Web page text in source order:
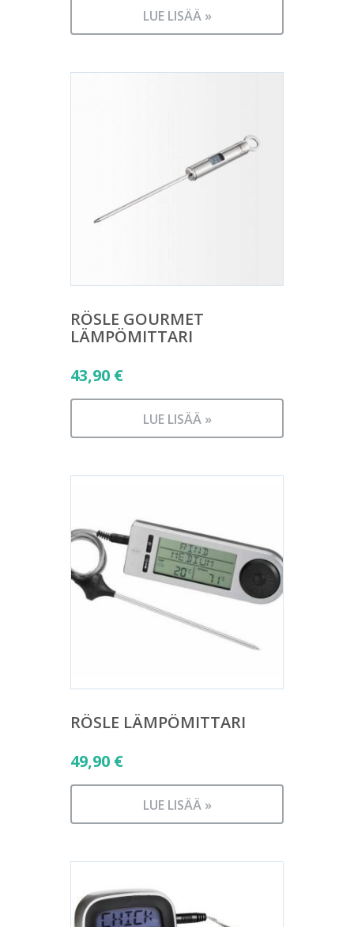
LUE LISÄÄ »
RÖSLE GOURMET
LÄMPÖMITTARI
43,90 €
LUE LISÄÄ »
RÖSLE LÄMPÖMITTARI
49,90 €
LUE LISÄÄ »